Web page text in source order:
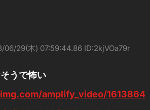
06/29(木) 07:59:44.86 ID:2kjVOa79r
うで怖い
amplify_video/1613864